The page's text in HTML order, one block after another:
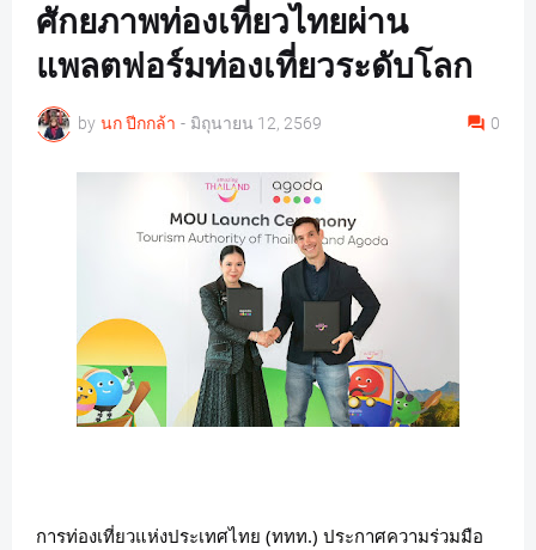
ศักยภาพท่องเที่ยวไทยผ่าน
แพลตฟอร์มท่องเที่ยวระดับโลก
by นก ปีกกล้า - มิถุนายน 12, 2569 0
การท่องเที่ยวแห่งประเทศไทย (ททท.) ประกาศความร่วมมือ